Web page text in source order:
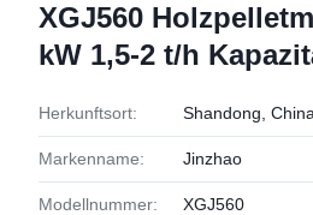
XGJ560
kW 1,5-2 t/h
Herkunftsort: Shandong, China
Markenname: Jinzhao
Modellnummer: XGJ560